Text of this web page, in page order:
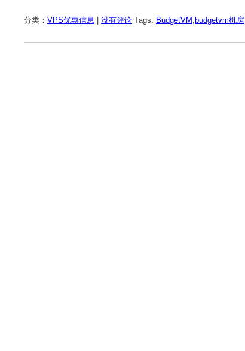
分类： VPS优惠信息 没有评论 Tags: BudgetVM budgetvm机房